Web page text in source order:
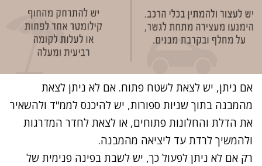
אם ניתן, יש לצאת לשטח פתוח. אם לא ניתן לצאת
מהמבנה בתוך שניות ספורות, יש להיכנס לממ"ד ולהשאיר
את הדלת והחלונות פתוחים, או לצאת לחדר המדרגות
ולהמשיך לרדת עד ליציאה מהמבנה.
רק אם לא ניתן לפעול כך, יש לשבת בפינה פנימית של